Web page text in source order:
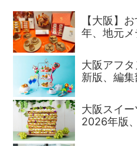
【大阪】
年、地元
大阪アフ
新版、編
大阪スイ
2026年版